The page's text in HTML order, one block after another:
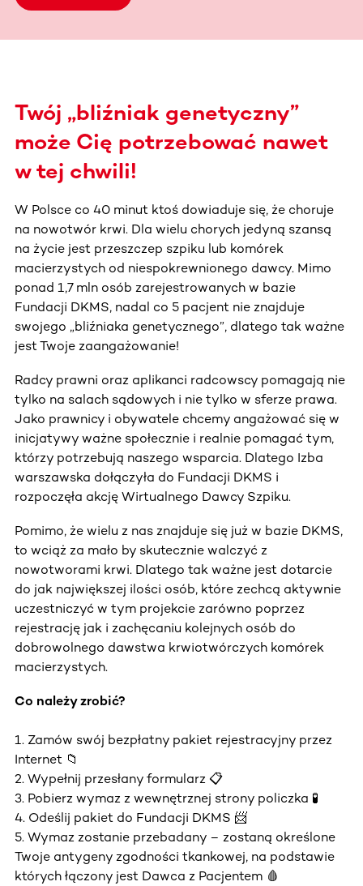
Twój „bliźniak genetyczny”
może Cię potrzebować nawet
w tej chwili!
W Polsce co 40 minut ktoś dowiaduje się, że choruje
na nowotwór krwi. Dla wielu chorych jedyną szansą
na życie jest przeszczep szpiku lub komórek
macierzystych od niespokrewnionego dawcy. Mimo
ponad 1,7 mln osób zarejestrowanych w bazie
Fundacji DKMS, nadal co 5 pacjent nie znajduje
swojego „bliźniaka genetycznego”, dlatego tak ważne
jest Twoje zaangażowanie!
Radcy prawni oraz aplikanci radcowscy pomagają nie
tylko na salach sądowych i nie tylko w sferze prawa.
Jako prawnicy i obywatele chcemy angażować się w
inicjatywy ważne społecznie i realnie pomagać tym,
którzy potrzebują naszego wsparcia. Dlatego Izba
warszawska dołączyła do Fundacji DKMS i
rozpoczęła akcję Wirtualnego Dawcy Szpiku.
Pomimo, że wielu z nas znajduje się już w bazie DKMS,
to wciąż za mało by skutecznie walczyć z
nowotworami krwi. Dlatego tak ważne jest dotarcie
do jak największej ilości osób, które zechcą aktywnie
uczestniczyć w tym projekcie zarówno poprzez
rejestrację jak i zachęcaniu kolejnych osób do
dobrowolnego dawstwa krwiotwórczych komórek
macierzystych.
Co należy zrobić?
1. Zamów swój bezpłatny pakiet rejestracyjny przez
Internet 📁
2. Wypełnij przesłany formularz 📋
3. Pobierz wymaz z wewnętrznej strony policzka 🧪
4. Odeślij pakiet do Fundacji DKMS 📨
5. Wymaz zostanie przebadany – zostaną określone
Twoje antygeny zgodności tkankowej, na podstawie
których łączony jest Dawca z Pacjentem 🩸